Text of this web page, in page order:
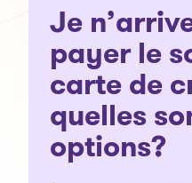
Je
payer le
carte de
quelles
options?